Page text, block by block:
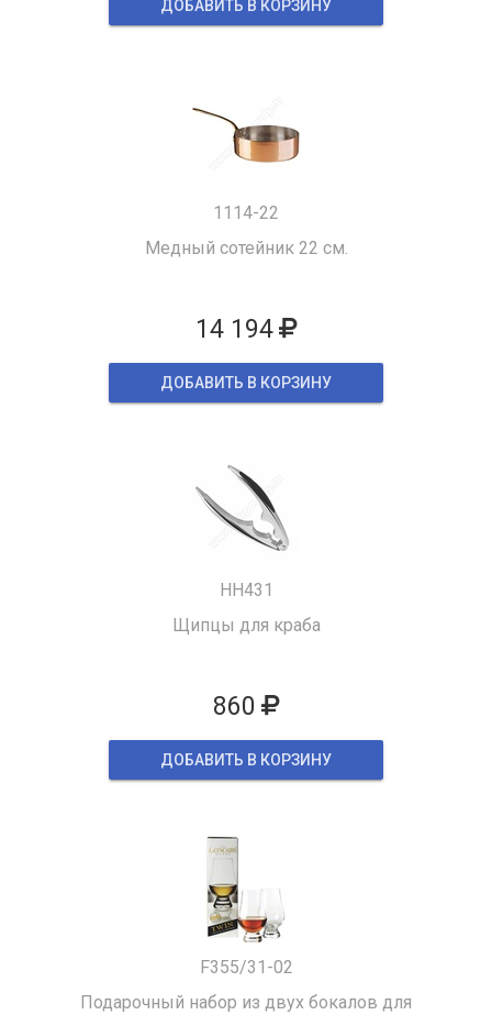
ДОБАВИТЬ В КОРЗИНУ
1114-22
Медный сотейник 22 см.
14 194
ДОБАВИТЬ В КОРЗИНУ
HH431
Щипцы для краба
860
ДОБАВИТЬ В КОРЗИНУ
F355/31-02
Подарочный набор из двух бокалов для